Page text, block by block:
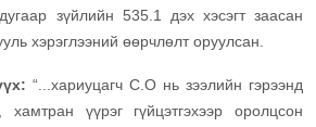
зүйлийн 535.1 дэх хэсэгт заасан
хэрэглээний өөрчлөлт оруулсан.
“...хариуцагч С.О нь зээлийн гэрээнд
хамтран үүрэг гүйцэтгэхээр оролцсон